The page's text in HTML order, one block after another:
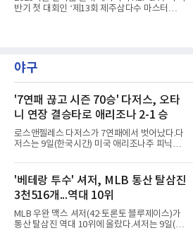
반기 첫 대회인 ‘제13회 제주삼다수 마스터
홀에서 경기하고 있다.
야구
'7연패 끊고 시즌 70승' 다저스, 오타
니 연장 결승타로 애리조나 2-1 승
로스앤젤레스 다저스가 7연패에서 벗어났다.다
저스는 9일(한국시간) 미국 애리조나주 피닉스
아몬드백스전에서 2-1로 이겼다. 8회 카일 터커
의 솔로 홈런으로 앞섰으나 9회말 마무리 에드
윈 디아스가 헤랄도 페르도모와 코빈 캐럴에게
연속 3루타를 맞고 동점을 허용했다.수술과 재
활을 마치고 지난달 30일 복귀한 디아스는 전날
끝내기 역전 홈런에 이어 이틀 연속 무너졌다. 다
만 무사 3루를 실점 없이 넘겨 경기는 연장으로
'베테랑 투수' 셔저, MLB 통산 탈삼진
3천516개...역대 10위
MLB 우완 맥스 셔저(42·토론토 블루제이스)가
통산 탈삼진 역대 10위에 올랐다.셔저는 9일(한